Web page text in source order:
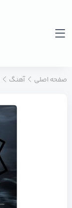
صفحه اصلی آهنگ